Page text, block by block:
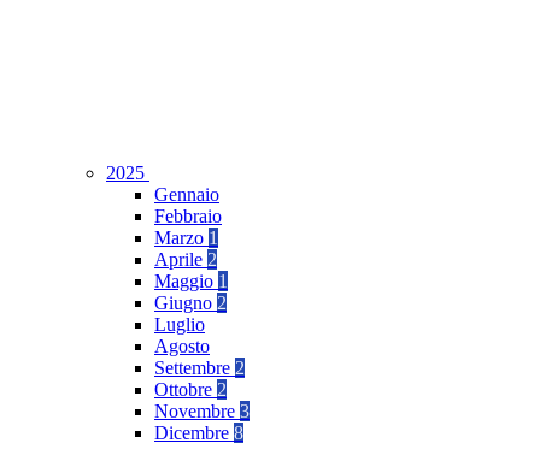
2025
Gennaio
Febbraio
Marzo 1
Aprile 2
Maggio 1
Giugno 2
Luglio
Agosto
Settembre 2
Ottobre 2
Novembre 3
Dicembre 8